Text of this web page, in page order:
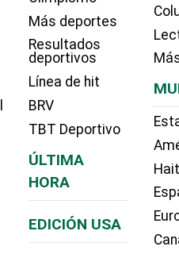
Más deportes
Resultados
deportivos
Línea de hit
BRV
TBT Deportivo
ÚLTIMA
HORA
EDICIÓN USA